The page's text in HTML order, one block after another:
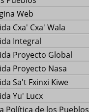
Web
Cxa' Cxa' Wala
Integral
Proyecto Global
Proyecto Nasa
Sa't Fxinxi Kiwe
Yu' Lucx
Política de los Pueblos